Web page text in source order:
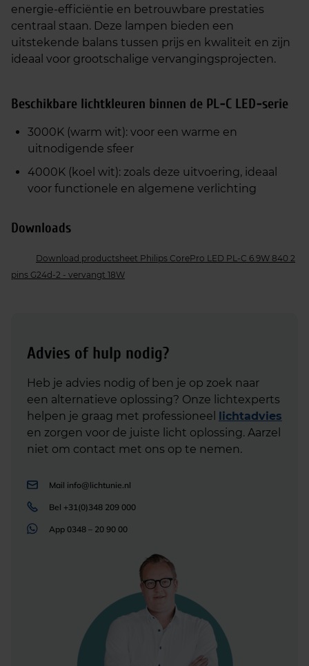
energie‑efficiëntie en betrouwbare prestaties
centraal staan. Deze lampen bieden een
uitstekende balans tussen prijs en kwaliteit en zijn
ideaal voor grootschalige vervangingsprojecten.
Beschikbare lichtkleuren binnen de PL‑C LED‑serie
3000K (warm wit): voor een warme en
uitnodigende sfeer
4000K (koel wit): zoals deze uitvoering, ideaal
voor functionele en algemene verlichting
Downloads
Download productsheet Philips CorePro LED PL-C 6.9W 840 2
pins G24d-2 - vervangt 18W
Advies of hulp nodig?
Heb je advies nodig of ben je op zoek naar
een alternatieve oplossing? Onze lichtexperts
helpen je graag met professioneel lichtadvies
en zorgen voor de juiste licht oplossing. Aarzel
niet om contact met ons op te nemen.
Mail info@lichtunie.nl
Bel +31(0)348 209 000
App 0348 – 20 90 00